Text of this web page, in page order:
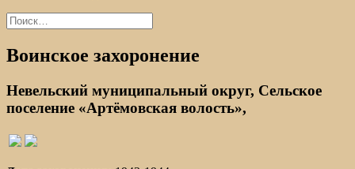
Найти:
Воинское захоронение
Невельский муниципальный округ, Сельское
поселение «Артёмовская волость»,